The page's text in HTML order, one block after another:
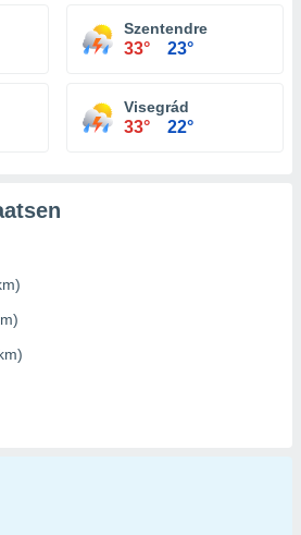
Szentendre
33° 23°
Visegrád
33° 22°